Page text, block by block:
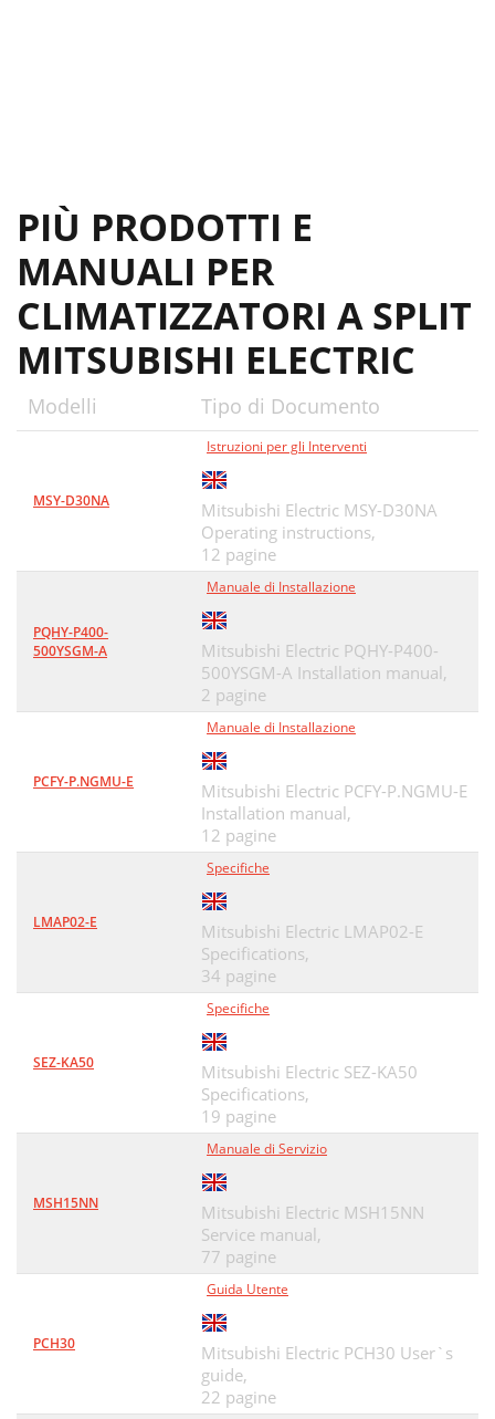
PIÙ PRODOTTI E
MANUALI PER
CLIMATIZZATORI A SPLIT
MITSUBISHI ELECTRIC
Modelli Tipo di Documento
MSY-D30NA
Istruzioni per gli Interventi
Mitsubishi Electric MSY-D30NA
Operating instructions,
12 pagine
PQHY-P400-
500YSGM-A
Manuale di Installazione
Mitsubishi Electric PQHY-P400-
500YSGM-A Installation manual,
2 pagine
PCFY-P.NGMU-E
Manuale di Installazione
Mitsubishi Electric PCFY-P.NGMU-E
Installation manual,
12 pagine
LMAP02-E
Specifiche
Mitsubishi Electric LMAP02-E
Specifications,
34 pagine
SEZ-KA50
Specifiche
Mitsubishi Electric SEZ-KA50
Specifications,
19 pagine
MSH15NN
Manuale di Servizio
Mitsubishi Electric MSH15NN
Service manual,
77 pagine
PCH30
Guida Utente
Mitsubishi Electric PCH30 User`s
guide,
22 pagine